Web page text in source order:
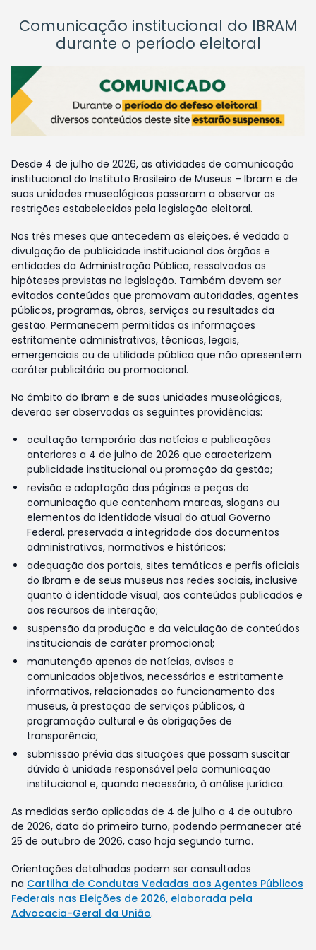
Comunicação institucional do IBRAM
durante o período eleitoral
Desde 4 de julho de 2026, as atividades de comunicação
institucional do Instituto Brasileiro de Museus – Ibram e de
suas unidades museológicas passaram a observar as
restrições estabelecidas pela legislação eleitoral.
Nos três meses que antecedem as eleições, é vedada a
divulgação de publicidade institucional dos órgãos e
entidades da Administração Pública, ressalvadas as
hipóteses previstas na legislação. Também devem ser
evitados conteúdos que promovam autoridades, agentes
públicos, programas, obras, serviços ou resultados da
gestão. Permanecem permitidas as informações
estritamente administrativas, técnicas, legais,
emergenciais ou de utilidade pública que não apresentem
caráter publicitário ou promocional.
No âmbito do Ibram e de suas unidades museológicas,
deverão ser observadas as seguintes providências:
ocultação temporária das notícias e publicações
anteriores a 4 de julho de 2026 que caracterizem
publicidade institucional ou promoção da gestão;
revisão e adaptação das páginas e peças de
comunicação que contenham marcas, slogans ou
elementos da identidade visual do atual Governo
Federal, preservada a integridade dos documentos
administrativos, normativos e históricos;
adequação dos portais, sites temáticos e perfis oficiais
do Ibram e de seus museus nas redes sociais, inclusive
quanto à identidade visual, aos conteúdos publicados e
aos recursos de interação;
suspensão da produção e da veiculação de conteúdos
institucionais de caráter promocional;
manutenção apenas de notícias, avisos e
comunicados objetivos, necessários e estritamente
informativos, relacionados ao funcionamento dos
museus, à prestação de serviços públicos, à
programação cultural e às obrigações de
transparência;
submissão prévia das situações que possam suscitar
dúvida à unidade responsável pela comunicação
institucional e, quando necessário, à análise jurídica.
As medidas serão aplicadas de 4 de julho a 4 de outubro
de 2026, data do primeiro turno, podendo permanecer até
25 de outubro de 2026, caso haja segundo turno.
Orientações detalhadas podem ser consultadas
na Cartilha de Condutas Vedadas aos Agentes Públicos
Federais nas Eleições de 2026, elaborada pela
Advocacia-Geral da União.